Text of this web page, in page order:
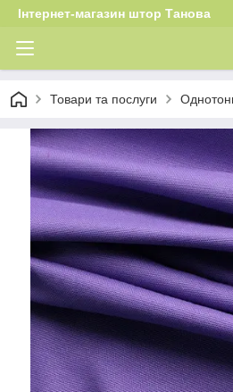
Інтернет-магазин штор Танова
Товари та послуги